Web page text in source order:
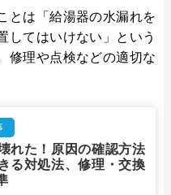
とは「給湯器の水漏れを
してはいけない」という
修理や点検などの適切な
れた！原因の確認方法
る対処法、修理・交換